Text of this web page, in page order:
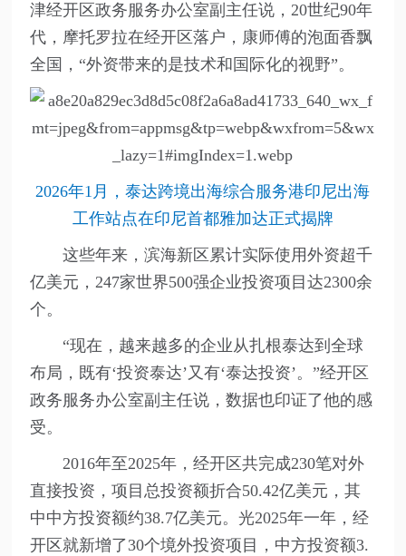
津经开区政务服务办公室副主任说，20世纪90年
代，摩托罗拉在经开区落户，康师傅的泡面香飘
全国，“外资带来的是技术和国际化的视野”。
2026年1月，泰达跨境出海综合服务港印尼出海
工作站点在印尼首都雅加达正式揭牌
这些年来，滨海新区累计实际使用外资超千
亿美元，247家世界500强企业投资项目达2300余
个。
“现在，越来越多的企业从扎根泰达到全球
布局，既有‘投资泰达’又有‘泰达投资’。”经开区
政务服务办公室副主任说，数据也印证了他的感
受。
2016年至2025年，经开区共完成230笔对外
直接投资，项目总投资额折合50.42亿美元，其
中中方投资额约38.7亿美元。光2025年一年，经
开区就新增了30个境外投资项目，中方投资额3.